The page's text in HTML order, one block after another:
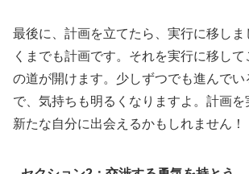
最後に、計画を立てたら、実行に移しま
くまでも計画です。それを実行に移し
の道が開けます。少しずつでも進んでい
で、気持ちも明るくなりますよ。計画を
新たな自分に出会えるかもしれません！